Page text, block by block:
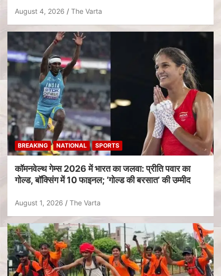
August 4, 2026 The Varta
BREAKING NATIONAL SPORTS
कॉमनवेल्थ गेम्स 2026 में भारत का जलवा: प्रीति पवार का
गोल्ड, बॉक्सिंग में 10 फाइनल; ‘गोल्ड की बरसात’ की उम्मीद
August 1, 2026 The Varta